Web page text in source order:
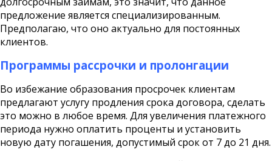
предложение является специализированным.
Предполагаю, что оно актуально для постоянных
клиентов.
Программы рассрочки и пролонгации
Во избежание образования просрочек клиентам
предлагают услугу продления срока договора, сделать
это можно в любое время. Для увеличения платежного
периода нужно оплатить проценты и установить
новую дату погашения, допустимый срок от 7 до 21 дня.